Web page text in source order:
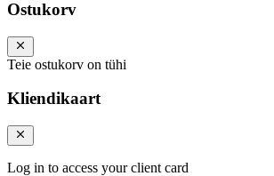
Ostukorv
Teie ostukorv on tühi
Kliendikaart
Log in to access your client card